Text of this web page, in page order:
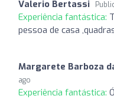
Valerio Bertassi
Experiência fantástica:
pessoa de casa
Margarete Barboza
ago
Experiência fantástica: